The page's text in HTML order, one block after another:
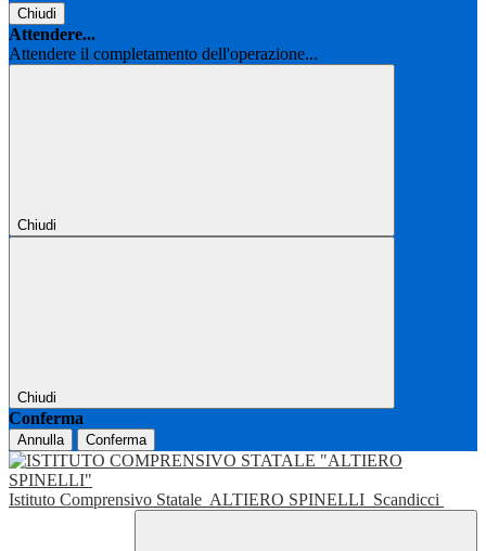
Chiudi
Attendere...
Attendere il completamento dell'operazione...
Chiudi
Chiudi
Conferma
Annulla Conferma
Istituto Comprensivo Statale ALTIERO SPINELLI Scandicci